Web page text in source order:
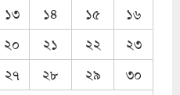
১৩ ১৪ ১৫
১৬
২০ ২১ ২২
২৩
২৭ ২৮ ২৯
৩০